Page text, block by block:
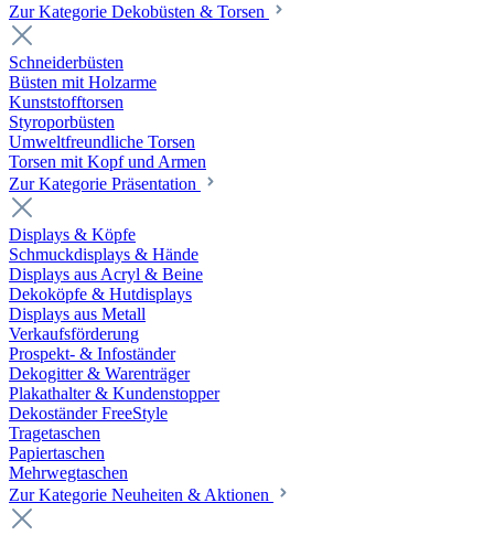
Zur Kategorie Dekobüsten & Torsen
Schneiderbüsten
Büsten mit Holzarme
Kunststofftorsen
Styroporbüsten
Umweltfreundliche Torsen
Torsen mit Kopf und Armen
Zur Kategorie Präsentation
Displays & Köpfe
Schmuckdisplays & Hände
Displays aus Acryl & Beine
Dekoköpfe & Hutdisplays
Displays aus Metall
Verkaufsförderung
Prospekt- & Infoständer
Dekogitter & Warenträger
Plakathalter & Kundenstopper
Dekoständer FreeStyle
Tragetaschen
Papiertaschen
Mehrwegtaschen
Zur Kategorie Neuheiten & Aktionen